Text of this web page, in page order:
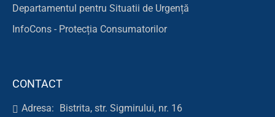
Departamentul pentru Situatii de Urgență
InfoCons - Protecția Consumatorilor
CONTACT
Adresa: Bistrita, str. Sigmirului, nr. 16